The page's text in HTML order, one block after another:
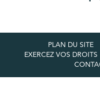
PLAN DU SITE
EXERCEZ VOS DROITS